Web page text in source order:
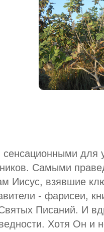
для
Самыми
Иисус, взявшие
- фарисеи,
Писаний. И
Хотя Он и